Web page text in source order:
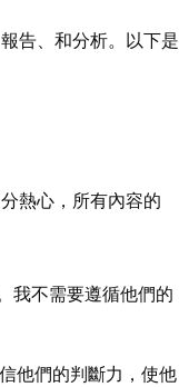
告、和分析。以下是
熱心，所有內容的
我不需要遵循他們的
他們的判斷力，使他